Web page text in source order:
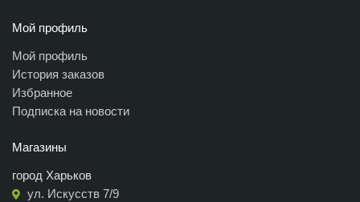
Мой профиль
Мой профиль
История заказов
Избранное
Подписка на новости
Магазины
город Харьков
ул. Искусств 7/9